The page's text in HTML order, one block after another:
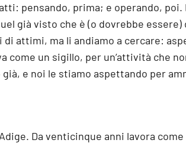
pensando, prima; e operando, poi.
già visto che è (o dovrebbe
attimi, ma li andiamo a cercare:
come un sigillo, per un’attività che
e noi le stiamo aspettando per
Adige. Da venticinque anni lavora